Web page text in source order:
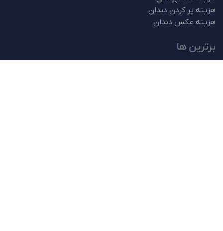
هزینه پر کردن دندان
هزینه عکس دندان
برترین ها